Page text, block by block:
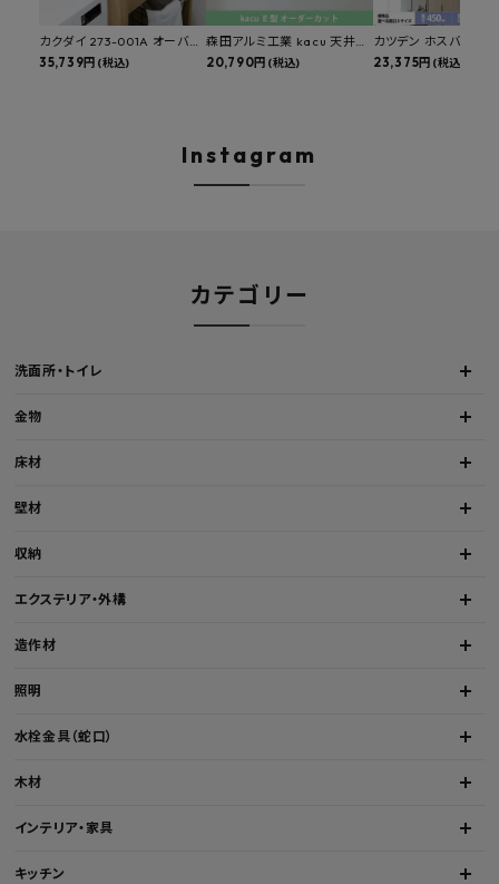
カクダイ 273-001A オーバー
カウンタースロップシンク 選
35,739円 (税込)
森田アルミ工業 kacu 天井付
け物干し E型 サイズオーダー
20,790円 (税込)
カツデン ホスバ 天井
物干し 標準サイズ ス
23,375円 (税込)
Instagram
カテゴリー
洗面所・トイレ
金物
床材
壁材
収納
エクステリア・外構
造作材
照明
水栓金具（蛇口）
木材
インテリア・家具
キッチン